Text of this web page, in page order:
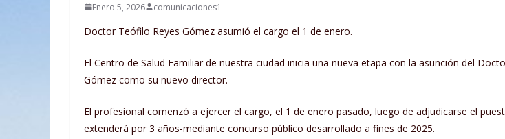
Enero 5, 2026 comunicaciones1
Doctor Teófilo Reyes Gómez asumió el cargo el 1 de enero.
El Centro de Salud Familiar de nuestra ciudad inicia una nueva etapa con la asunción del
Gómez como su nuevo director.
El profesional comenzó a ejercer el cargo, el 1 de enero pasado, luego de adjudicarse el
extenderá por 3 años-mediante concurso público desarrollado a fines de 2025.